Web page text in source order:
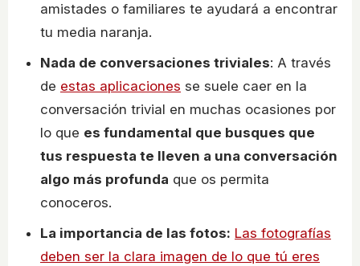
amistades o familiares te ayudará a encontrar
tu media naranja.
Nada de conversaciones triviales: A través
de estas aplicaciones se suele caer en la
conversación trivial en muchas ocasiones por
lo que es fundamental que busques que
tus respuesta te lleven a una conversación
algo más profunda que os permita
conoceros.
La importancia de las fotos: Las fotografías
deben ser la clara imagen de lo que tú eres